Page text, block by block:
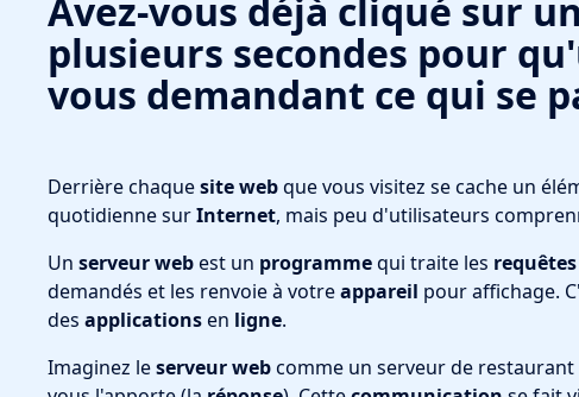
Avez-vous déjà cliqué sur
plusieurs secondes pour
vous demandant ce qui se
Derrière chaquesite webque vous visitez se cache un
quotidienne surInternet, mais peu d'utilisateurs
Un serveur webest un programmequi traite les requêtes
demandés et les renvoie à votreappareil pour affichage.
des applicationsen ligne.
Imaginez leserveur webcomme un serveur de restaurant